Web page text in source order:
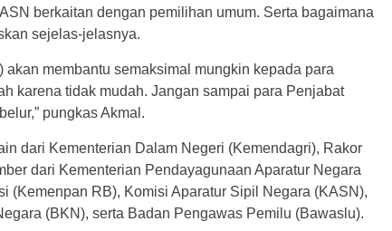
berkaitan dengan pemilihan umum. Serta bagaimana
sejelas-jelasnya.
akan membantu semaksimal mungkin kepada para
karena tidak mudah. Jangan sampai para Penjabat
pungkas Akmal.
dari Kementerian Dalam Negeri (Kemendagri), Rakor
dari Kementerian Pendayagunaan Aparatur Negara
(Kemenpan RB), Komisi Aparatur Sipil Negara (KASN),
(BKN), serta Badan Pengawas Pemilu (Bawaslu).